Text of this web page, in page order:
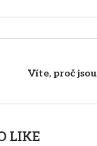
Víte, proč
LIKE